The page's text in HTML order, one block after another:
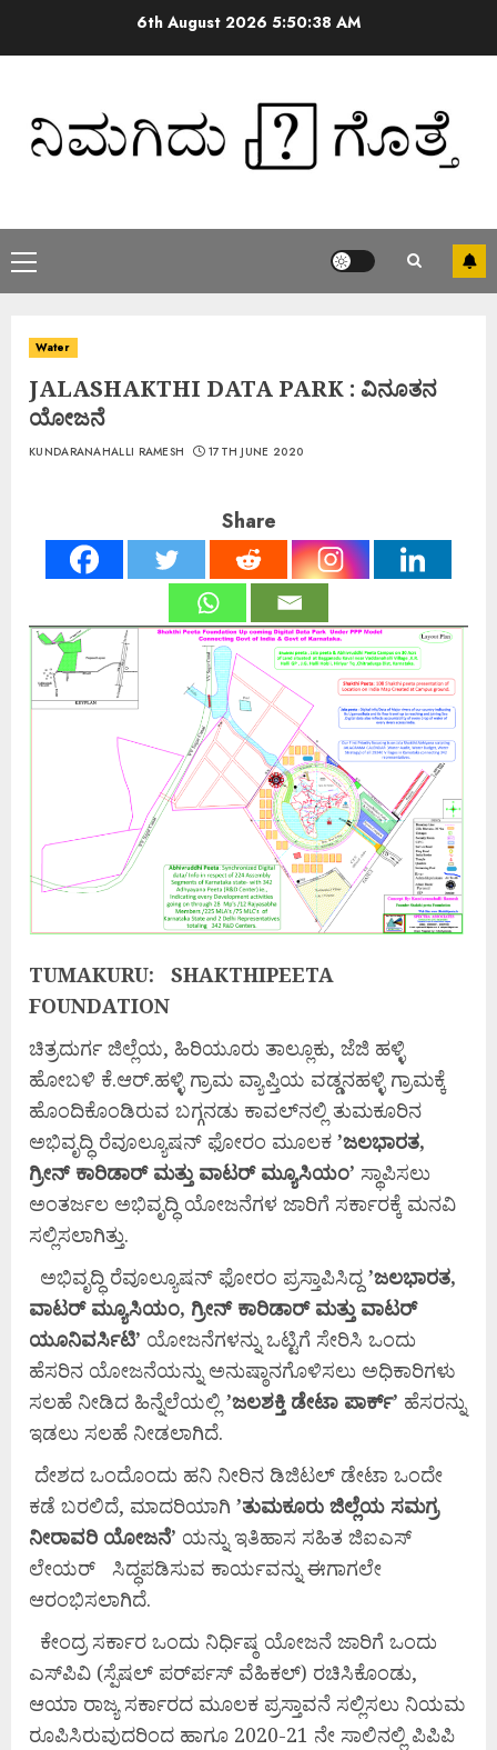
6th August 2026 5:50:39 AM
Water
JALASHAKTHI DATA PARK : ವಿನೂತನ
ಯೋಜನೆ
KUNDARANAHALLI RAMESH 17TH JUNE 2020
Share
TUMAKURU:
SHAKTHIPEETA
FOUNDATION
ಚಿತ್ರದುರ್ಗ ಜಿಲ್ಲೆಯ, ಹಿರಿಯೂರು ತಾಲ್ಲೂಕು, ಜೆಜಿ ಹಳ್ಳಿ
ಹೋಬಳಿ ಕೆ.ಆರ್.ಹಳ್ಳಿ ಗ್ರಾಮ ವ್ಯಾಪ್ತಿಯ ವಡ್ಡನಹಳ್ಳಿ ಗ್ರಾಮಕ್ಕೆ
ಹೊಂದಿಕೊಂಡಿರುವ ಬಗ್ಗನಡು ಕಾವಲ್‌ನಲ್ಲಿ ತುಮಕೂರಿನ
ಅಭಿವೃದ್ಧಿ ರೆವೂಲ್ಯೂಷನ್ ಫೋರಂ ಮೂಲಕ ’ಜಲಭಾರತ,
ಗ್ರೀನ್ ಕಾರಿಡಾರ್ ಮತ್ತು ವಾಟರ್ ಮ್ಯೂಸಿಯಂ’ ಸ್ಥಾಪಿಸಲು
ಅಂತರ್ಜಲ ಅಭಿವೃದ್ಧಿ ಯೋಜನೆಗಳ ಜಾರಿಗೆ ಸರ್ಕಾರಕ್ಕೆ ಮನವಿ
ಸಲ್ಲಿಸಲಾಗಿತ್ತು.
ಅಭಿವೃದ್ಧಿ ರೆವೂಲ್ಯೂಷನ್ ಫೋರಂ ಪ್ರಸ್ತಾಪಿಸಿದ್ದ ’ಜಲಭಾರತ,
ವಾಟರ್ ಮ್ಯೂಸಿಯಂ, ಗ್ರೀನ್ ಕಾರಿಡಾರ್ ಮತ್ತು ವಾಟರ್
ಯೂನಿವರ್ಸಿಟಿ’ ಯೋಜನೆಗಳನ್ನು ಒಟ್ಟಿಗೆ ಸೇರಿಸಿ ಒಂದು
ಹೆಸರಿನ ಯೋಜನೆಯನ್ನು ಅನುಷ್ಠಾನಗೊಳಿಸಲು ಅಧಿಕಾರಿಗಳು
ಸಲಹೆ ನೀಡಿದ ಹಿನ್ನೆಲೆಯಲ್ಲಿ ’ಜಲಶಕ್ತಿ ಡೇಟಾ ಪಾರ್ಕ್’ ಹೆಸರನ್ನು
ಇಡಲು ಸಲಹೆ ನೀಡಲಾಗಿದೆ.
ದೇಶದ ಒಂದೊಂದು ಹನಿ ನೀರಿನ ಡಿಜಿಟಲ್ ಡೇಟಾ ಒಂದೇ
ಕಡೆ ಬರಲಿದೆ, ಮಾದರಿಯಾಗಿ ’ತುಮಕೂರು ಜಿಲ್ಲೆಯ ಸಮಗ್ರ
ನೀರಾವರಿ ಯೋಜನೆ’ ಯನ್ನು ಇತಿಹಾಸ ಸಹಿತ ಜಿಐಎಸ್
ಲೇಯರ್ ಸಿದ್ಧಪಡಿಸುವ ಕಾರ್ಯವನ್ನು ಈಗಾಗಲೇ
ಆರಂಭಿಸಲಾಗಿದೆ.
ಕೇಂದ್ರ ಸರ್ಕಾರ ಒಂದು ನಿರ್ಧಿಷ್ಠ ಯೋಜನೆ ಜಾರಿಗೆ ಒಂದು
ಎಸ್‌ಪಿವಿ (ಸ್ಪೆಷಲ್ ಪರ್‌ರ್ಪಸ್ ವೆಹಿಕಲ್) ರಚಿಸಿಕೊಂಡು,
ಆಯಾ ರಾಜ್ಯ ಸರ್ಕಾರದ ಮೂಲಕ ಪ್ರಸ್ತಾವನೆ ಸಲ್ಲಿಸಲು ನಿಯಮ
ರೂಪಿಸಿರುವುದರಿಂದ ಹಾಗೂ 2020-21 ನೇ ಸಾಲಿನಲ್ಲಿ ಪಿಪಿಪಿ